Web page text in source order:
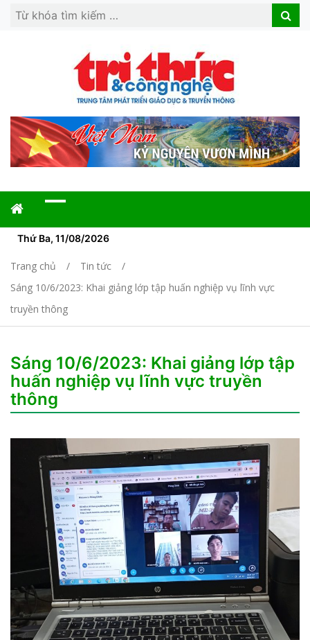
Search
Search
Thứ Ba, 11/08/2026
Trang chủ
Tin tức
Sáng 10/6/2023: Khai giảng lớp tập huấn nghiệp vụ lĩnh vực
truyền thông
Sáng 10/6/2023: Khai giảng lớp tập
huấn nghiệp vụ lĩnh vực truyền
thông